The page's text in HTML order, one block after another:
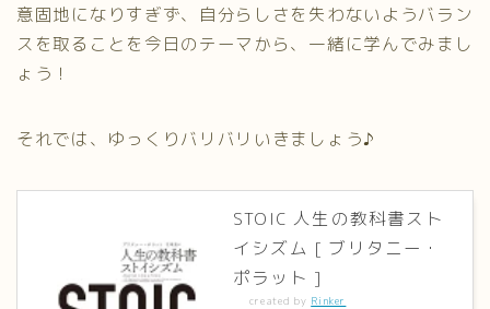
意固地になりすぎず、自分らしさを失わないようバラン
スを取ることを今日のテーマから、一緒に学んでみまし
ょう！
それでは、ゆっくりバリバリいきましょう♪
STOIC 人生の教科書スト
イシズム [ ブリタニー・
ポラット ]
created by Rinker